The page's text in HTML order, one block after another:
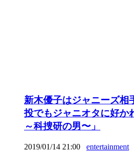
新木優子はジャニーズ相
投でもジャニオタに好か
～科捜研の男〜」
2019/01/14 21:00 entertainment